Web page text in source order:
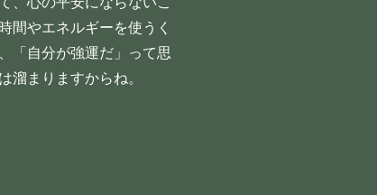
間やエネルギーを使うく
「自分が強運だ」って思
溜まりますからね。